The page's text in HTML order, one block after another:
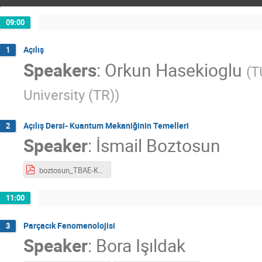
09:00
1 Açılış
Speakers: Orkun Hasekioglu (
University (TR))
2 Açılış Dersi- Kuantum Mekaniğinin Temelleri
Speaker: İsmail Boztosun
boztosun_TBAE-Kuantum.pdf
11:00
3 Parçacık Fenomenolojisi
Speaker: Bora Işıldak